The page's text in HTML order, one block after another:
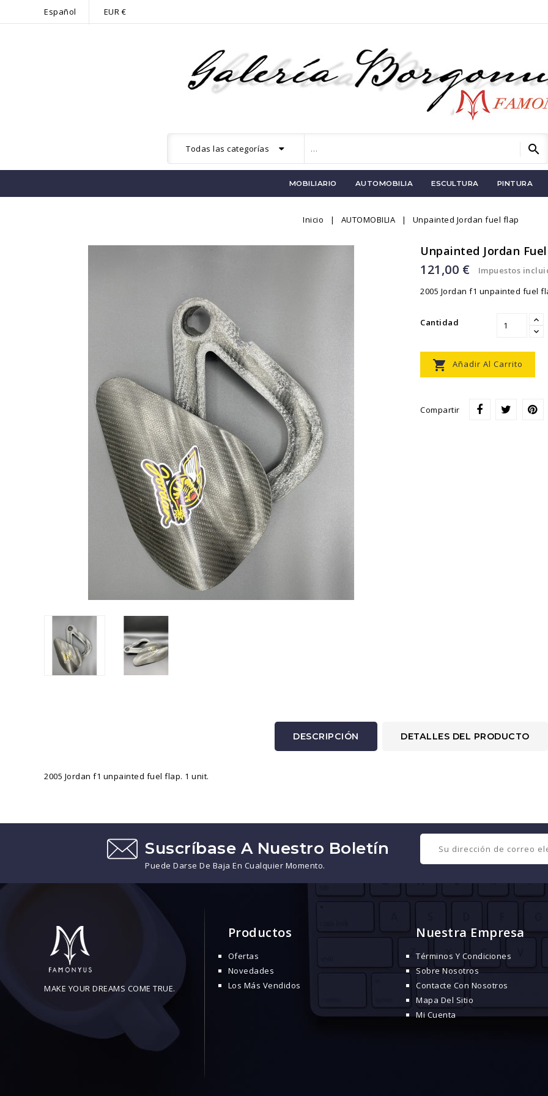
Español EUR €
Todas las categorías search
MOBILIARIO AUTOMOBILIA ESCULTURA PINTURA
Inicio AUTOMOBILIA Unpainted Jordan fuel flap
Unpainted Jordan
121,00 €
Impuestos
2005 Jordan f1 unpainted fuel
Cantidad
 Añadir Al Carrito
Compartir
DESCRIPCIÓN DETALLES DEL PRODUCTO
2005 Jordan f1 unpainted fuel flap. 1 unit.
Suscríbase A Nuestro Boletín
Puede Darse De Baja En Cualquier Momento.
MAKE YOUR DREAMS COME TRUE.
Productos
Ofertas
Novedades
Los Más Vendidos
Nuestra Empresa
Términos Y Condiciones
Sobre Nosotros
Contacte Con Nosotros
Mapa Del Sitio
Mi Cuenta